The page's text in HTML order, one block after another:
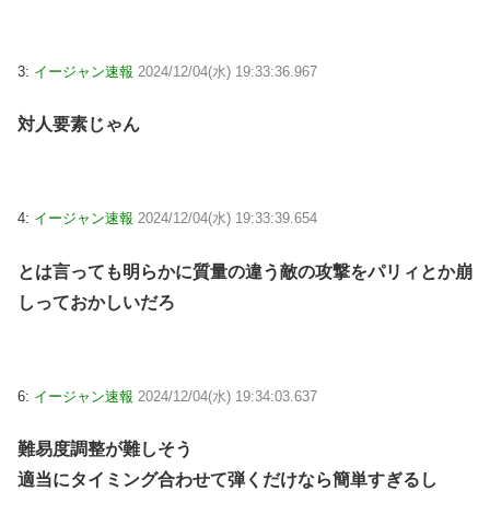
3: イージャン速報 2024/12/04(水) 19:33:36.967
対人要素じゃん
4: イージャン速報 2024/12/04(水) 19:33:39.654
とは言っても明らかに質量の違う敵の攻撃をパリィとか崩
しっておかしいだろ
6: イージャン速報 2024/12/04(水) 19:34:03.637
難易度調整が難しそう
適当にタイミング合わせて弾くだけなら簡単すぎるし